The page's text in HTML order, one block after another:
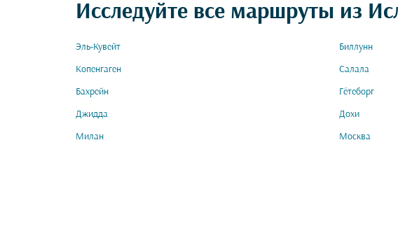
Исследуйте все маршруты из
Эль-Кувейт Биллунн
Копенгаген Салала
Бахрейн Гётеборг
Джидда Дохи
Милан Москва